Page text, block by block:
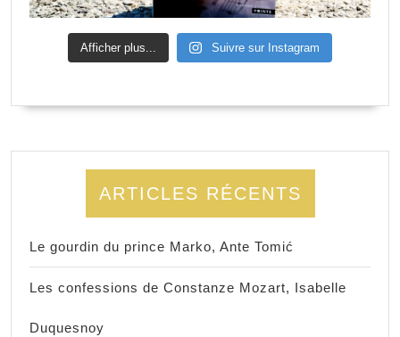
Afficher plus... Suivre sur Instagram
ARTICLES RÉCENTS
Le gourdin du prince Marko, Ante Tomić
Les confessions de Constanze Mozart, Isabelle
Duquesnoy